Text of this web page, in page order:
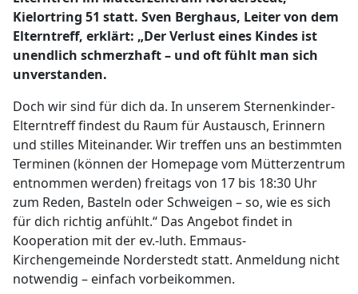
Kielortring 51 statt. Sven Berghaus, Leiter von dem
Elterntreff, erklärt: „Der Verlust eines Kindes ist
unendlich schmerzhaft – und oft fühlt man sich
unverstanden.
Doch wir sind für dich da. In unserem Sternenkinder-
Elterntreff findest du Raum für Austausch, Erinnern
und stilles Miteinander. Wir treffen uns an bestimmten
Terminen (können der Homepage vom Mütterzentrum
entnommen werden) freitags von 17 bis 18:30 Uhr
zum Reden, Basteln oder Schweigen – so, wie es sich
für dich richtig anfühlt.“ Das Angebot findet in
Kooperation mit der ev.-luth. Emmaus-
Kirchengemeinde Norderstedt statt. Anmeldung nicht
notwendig – einfach vorbeikommen.